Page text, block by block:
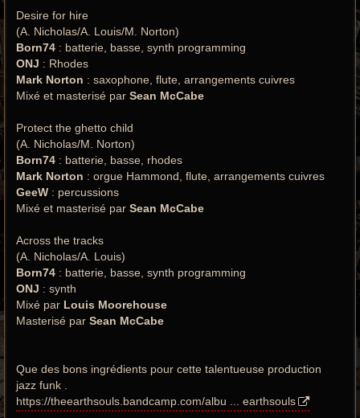
Desire for hire
(A. Nicholas/A. Louis/M. Norton)
Born74 : batterie, basse, synth programming
ONJ : Rhodes
Mark Norton : saxophone, flute, arrangements cuivres
Mixé et masterisé par Sean McCabe
Protect the ghetto child
(A. Nicholas/M. Norton)
Born74 : batterie, basse, rhodes
Mark Norton : orgue Hammond, flute, arrangements cuivres
GeeW : percussions
Mixé et masterisé par Sean McCabe
Across the tracks
(A. Nicholas/A. Louis)
Born74 : batterie, basse, synth programming
ONJ : synth
Mixé par Louis Moorehouse
Masterisé par Sean McCabe
Que des bons ingrédients pour cette talentueuse production
jazz funk .
https://theearthsouls.bandcamp.com/albu ... earthsouls